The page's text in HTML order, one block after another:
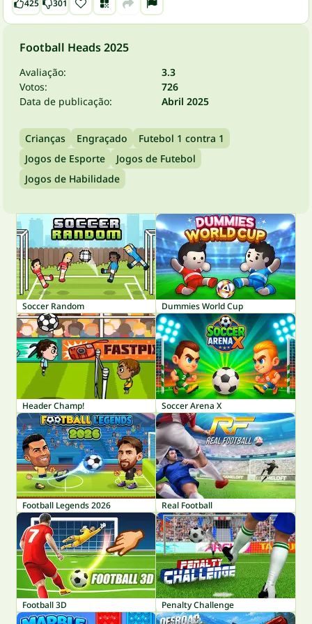
425 301
Football Heads 2025
Avaliação:
3.3
Votos:
726
Data de publicação:
Abril 2025
Crianças Engraçado
Futebol 1 contra 1
Jogos de Esporte
Jogos de Futebol
Jogos de Habilidade
Soccer Random Dummies World Cup
Header Champ! Soccer Arena X
Football Legends 2026 Real Football
Football 3D Penalty Challenge